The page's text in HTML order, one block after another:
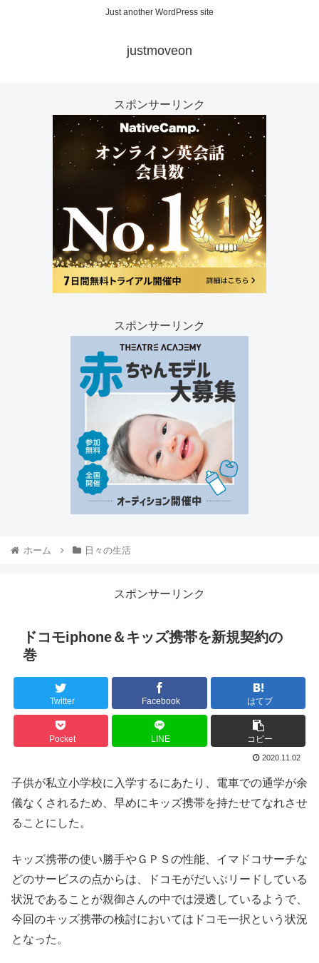
Just another WordPress site
justmoveon
スポンサーリンク
スポンサーリンク
ホーム 日々の生活
スポンサーリンク
ドコモiphone＆キッズ携帯を新規契約の
巻
Twitter Facebook はてブ
Pocket LINE コピー
2020.11.02
子供が私立小学校に入学するにあたり、電車での通学が余
儀なくされるため、早めにキッズ携帯を持たせてなれさせ
ることにした。
キッズ携帯の使い勝手やＧＰＳの性能、イマドコサーチな
どのサービスの点からは、ドコモがだいぶリードしている
状況であることが親御さんの中では浸透しているようで、
今回のキッズ携帯の検討においてはドコモ一択という状況
となった。